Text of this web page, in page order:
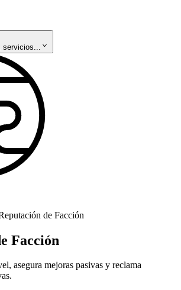
de Facción
Facción
asegura mejoras pasivas y reclama